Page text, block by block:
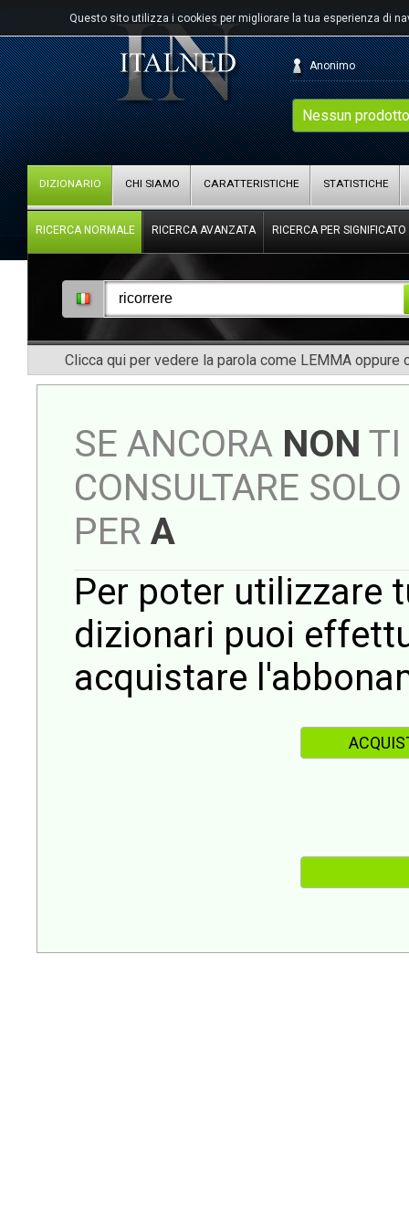
Questo sito utilizza i cookies per migliorare la tua esperienza di
Nessun
Anonimo
DIZIONARIO CHI SIAMO CARATTERISTICHE STATISTICHE
RICERCA NORMALE RICERCA AVANZATA RICERCA PER SIGNIFICATO
Clicca qui per vedere la parola come LEMMA oppure
SE ANCORA NON TI
CONSULTARE
PER A
Per poter utilizzare
dizionari puoi
acquistare